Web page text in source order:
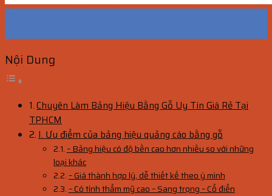
Nội Dung
Chuyên Làm Bảng Hiệu Bằng Gỗ Uy Tín Giá Rẻ Tại
TPHCM
I. Ưu điểm của bảng hiệu quảng cáo bằng gỗ
– Bảng hiệu có độ bền cao hơn nhiều so với những
loại khác
– Giá thành hợp lý, dễ thiết kế theo ý mình
– Có tính thẩm mỹ cao – Sang trọng – Cổ điển